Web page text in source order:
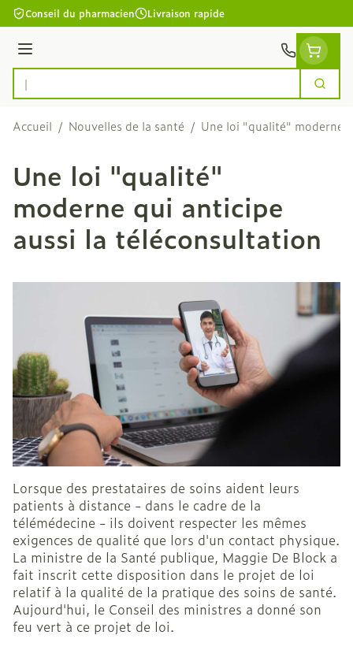
Aller au contenu
Conseil du pharmacien Livraison rapide
Menu
Rechercher
Accueil / Nouvelles de la santé / Une loi "qualité" moderne
Une loi "qualité"
moderne qui anticipe
aussi la téléconsultation
Lorsque des prestataires de soins aident leurs
patients à distance - dans le cadre de la
télémédecine - ils doivent respecter les mêmes
exigences de qualité que lors d'un contact physique.
La ministre de la Santé publique, Maggie De Block a
fait inscrit cette disposition dans le projet de loi
relatif à la qualité de la pratique des soins de santé.
Aujourd'hui, le Conseil des ministres a donné son
feu vert à ce projet de loi.